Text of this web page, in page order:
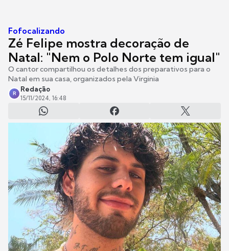
Fofocalizando
Zé Felipe mostra decoração de
Natal: "Nem o Polo Norte tem igual"
O cantor compartilhou os detalhes dos preparativos para o
Natal em sua casa, organizados pela Virginia
R
Redação
15/11/2024, 16:48